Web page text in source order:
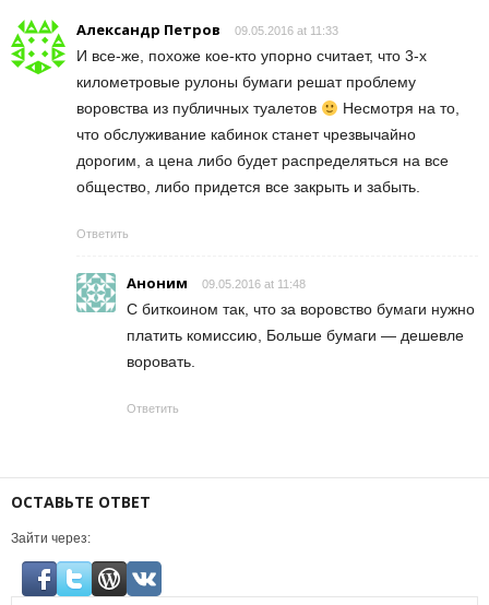
Александр Петров 09.05.2016 at 11:33
И все-же, похоже кое-кто упорно считает, что 3-х
километровые рулоны бумаги решат проблему
воровства из публичных туалетов
Несмотря на то,
что обслуживание кабинок станет чрезвычайно
дорогим, а цена либо будет распределяться на все
общество, либо придется все закрыть и забыть.
Ответить
Аноним 09.05.2016 at 11:48
С биткоином так, что за воровство бумаги нужно
платить комиссию, Больше бумаги — дешевле
воровать.
Ответить
ОСТАВЬТЕ ОТВЕТ
Зайти через: